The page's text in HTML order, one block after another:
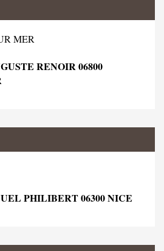
MER
RENOIR 06800
PHILIBERT 06300 NICE